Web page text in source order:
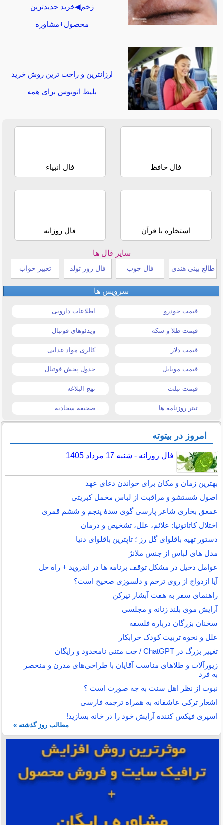
زخم◀خرید جدیدترین
محصول+مشاوره
ارزانترین و راحت ترین روش خرید
بلیط اتوبوس برای همه
فال حافظ فال انبیاء
استخاره با قرآن فال روزانه
سایر فال ها
طالع بینی هندی فال چوب فال روز تولد تعبیر خواب
سرویس ها
قیمت خودرو اطلاعات دارویی
قیمت طلا و سکه ویدئوهای فوتبال
قیمت دلار کالری مواد غذایی
قیمت موبایل جدول پخش فوتبال
قیمت تبلت نهج البلاغه
تیتر روزنامه ها صحیفه سجادیه
امروز در بیتوته
فال روزانه - شنبه 17 مرداد 1405
بهترین زمان و مکان برای خواندن دعای عهد
اصول شستشو و مراقبت از لباس مخمل کبریتی
عمعق بخاری شاعر پارسی گوی سدهٔ پنجم و ششم قمری
اختلال کاتاتونیا: علائم، علل، تشخیص و درمان
دستور تهیه باقلوای گل رز ؛ تاپترین باقلوای دنیا
مدل های لباس از جنس ملانژ
عوامل دخیل در مشکل توقف برنامه ها در اندروید + راه حل
آیا ازدواج از روی ترحم و دلسوزی صحیح است؟
راهنمای سفر به هفت آبشار تیرکن
آرایش موی بلند زنانه و مجلسی
سخنان بزرگان درباره فلسفه
علل و نحوه تربیت کودک خرابکار
تغییر بزرگ در ChatGPT / چت متنی نامحدود و رایگان
زیورآلات و طلاهای مناسب آقایان با طراحی‌های مدرن و منحصر
به فرد
نبوت از نظر اهل سنت به چه صورت است ؟
اشعار ترکی عاشقانه به همراه ترجمه فارسی
اسپری فیکس کننده آرایش خود را در خانه بسازید!
مطالب روز گذشته »